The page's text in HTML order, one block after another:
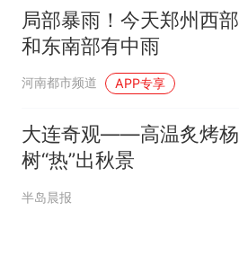
局部暴雨！今天郑州西部
和东南部有中雨
河南都市频道 APP专享
大连奇观——高温炙烤杨
树“热”出秋景
半岛晨报